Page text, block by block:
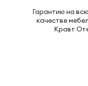
Гарантию на
качестве
Кравт